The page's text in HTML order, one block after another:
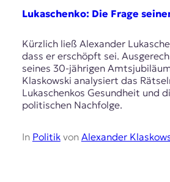
Lukaschenko: Die Frage
Kürzlich ließ Alexander
dass er erschöpft sei.
seines 30-jährigen
Klaskowski analysiert das
Lukaschenkos Gesundheit und
politischen Nachfolge.
In Politikvon Alexander